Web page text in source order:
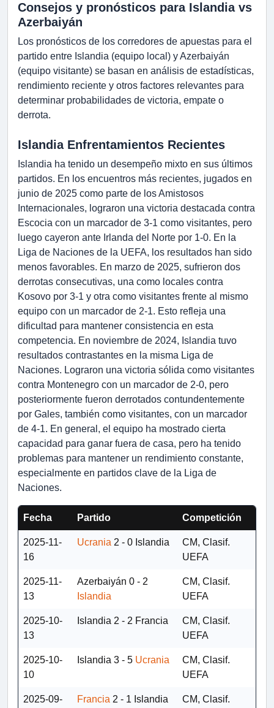
Consejos y pronósticos para Islandia vs
Azerbaiyán
Los pronósticos de los corredores de apuestas para el
partido entre Islandia (equipo local) y Azerbaiyán
(equipo visitante) se basan en análisis de estadísticas,
rendimiento reciente y otros factores relevantes para
determinar probabilidades de victoria, empate o
derrota.
Islandia Enfrentamientos Recientes
Islandia ha tenido un desempeño mixto en sus últimos
partidos. En los encuentros más recientes, jugados en
junio de 2025 como parte de los Amistosos
Internacionales, lograron una victoria destacada contra
Escocia con un marcador de 3-1 como visitantes, pero
luego cayeron ante Irlanda del Norte por 1-0. En la
Liga de Naciones de la UEFA, los resultados han sido
menos favorables. En marzo de 2025, sufrieron dos
derrotas consecutivas, una como locales contra
Kosovo por 3-1 y otra como visitantes frente al mismo
equipo con un marcador de 2-1. Esto refleja una
dificultad para mantener consistencia en esta
competencia. En noviembre de 2024, Islandia tuvo
resultados contrastantes en la misma Liga de
Naciones. Lograron una victoria sólida como visitantes
contra Montenegro con un marcador de 2-0, pero
posteriormente fueron derrotados contundentemente
por Gales, también como visitantes, con un marcador
de 4-1. En general, el equipo ha mostrado cierta
capacidad para ganar fuera de casa, pero ha tenido
problemas para mantener un rendimiento constante,
especialmente en partidos clave de la Liga de
Naciones.
Fecha Partido Competición
2025-11-
16
Ucrania 2 - 0 Islandia
CM, Clasif.
UEFA
2025-11-
13
Azerbaiyán 0 - 2
Islandia
CM, Clasif.
UEFA
2025-10-
13
Islandia 2 - 2 Francia
CM, Clasif.
UEFA
2025-10-
10
Islandia 3 - 5 Ucrania
CM, Clasif.
UEFA
2025-09- Francia 2 - 1 Islandia CM, Clasif.